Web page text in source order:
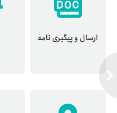
ارسال و پیگیری نامه